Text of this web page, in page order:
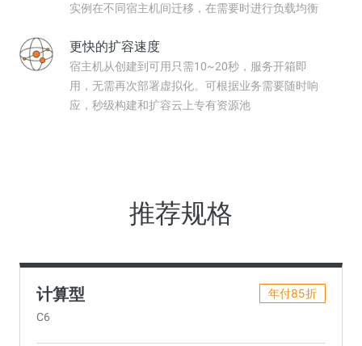
实例在不同宿主机间迁移，在需要时进行负载均衡
更快的扩容速度
宿主机从创建到可用只需10~20秒，服务开箱即
用，无需再次部署虚拟化。可根据业务需要随时响
应，秒级构建和扩容云上专有资源池
推荐规格
计算型 年付85折
C6